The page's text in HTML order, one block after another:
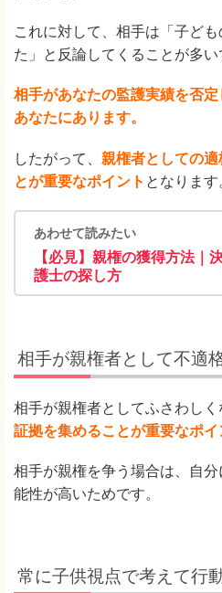
これに対して、相手は「子ど
た」と反論してくることが多い
相手があなたの監護実績を否
あなたにあります。
したがって、 親権者としての適
とが重要なポイント となります
あわせて読みたい
【必見】親権の獲得方法｜
護士の探し方
相手が親権者として不適
相手が親権者としてふさわし
証拠を集めることが重要なポイ
相手が親権を争う場合は、自
能性が高いためです。
常に子供視点で考えて行